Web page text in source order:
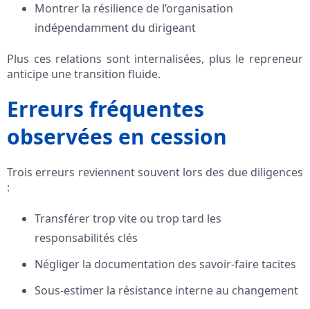
Montrer la résilience de l’organisation
indépendamment du dirigeant
Plus ces relations sont internalisées, plus le repreneur
anticipe une transition fluide.
Erreurs fréquentes
observées en cession
Trois erreurs reviennent souvent lors des due diligences
:
Transférer trop vite ou trop tard les
responsabilités clés
Négliger la documentation des savoir-faire tacites
Sous-estimer la résistance interne au changement